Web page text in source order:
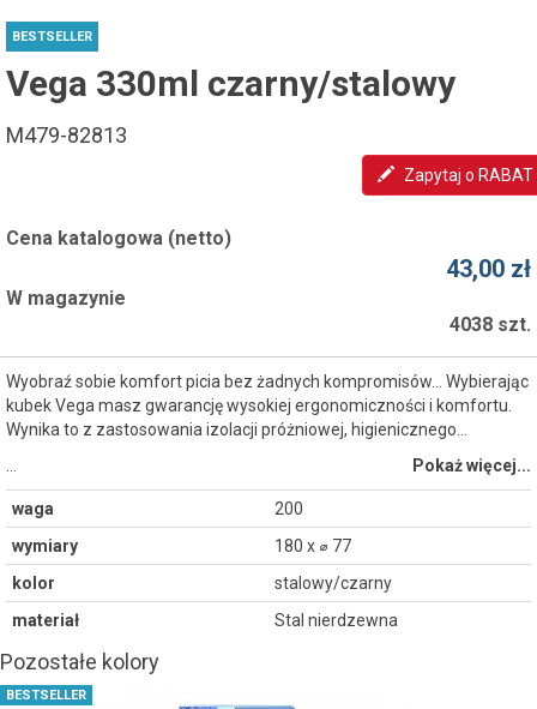
BESTSELLER
Vega 330ml czarny/stalowy
M479-82813
Zapytaj o RABAT
Cena katalogowa (netto)
43,00 zł
W magazynie
4038 szt.
Wyobraź sobie komfort picia bez żadnych kompromisów... Wybierając
kubek Vega masz gwarancję wysokiej ergonomiczności i komfortu.
Wynika to z zastosowania izolacji próżniowej, higienicznego...
Pokaż więcej...
waga
200
wymiary
180 x ⌀ 77
kolor
stalowy/czarny
materiał
Stal nierdzewna
Pozostałe kolory
BESTSELLER